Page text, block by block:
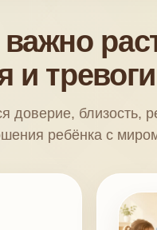
и тревоги
доверие, близость,
ребёнка с